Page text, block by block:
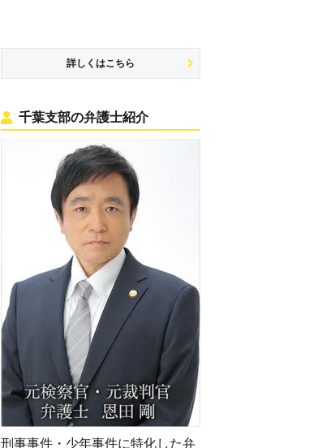
詳しくはこちら
千葉支部の弁護士紹介
刑事事件・少年事件に特化した弁